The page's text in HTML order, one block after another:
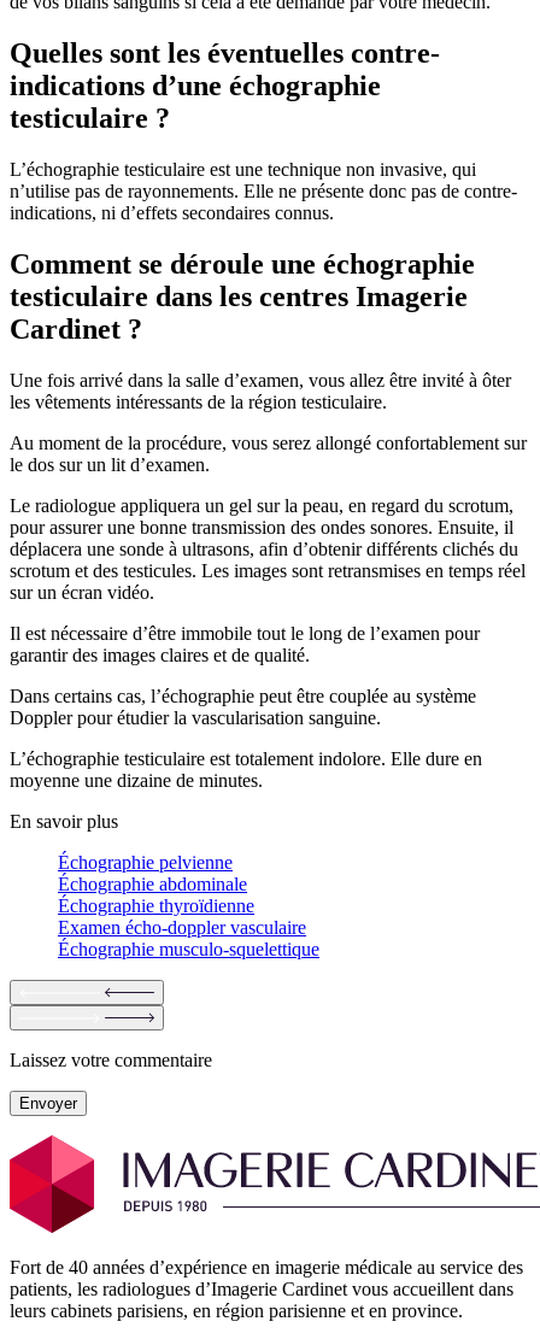
Quelles sont les éventuelles contre-
indications d’une échographie
testiculaire ?
L’échographie testiculaire est une technique non invasive, qui
n’utilise pas de rayonnements. Elle ne présente donc pas de contre-
indications, ni d’effets secondaires connus.
Comment se déroule une échographie
testiculaire dans les centres Imagerie
Cardinet ?
Une fois arrivé dans la salle d’examen, vous allez être invité à ôter
les vêtements intéressants de la région testiculaire.
Au moment de la procédure, vous serez allongé confortablement sur
le dos sur un lit d’examen.
Le radiologue appliquera un gel sur la peau, en regard du scrotum,
pour assurer une bonne transmission des ondes sonores. Ensuite, il
déplacera une sonde à ultrasons, afin d’obtenir différents clichés du
scrotum et des testicules. Les images sont retransmises en temps réel
sur un écran vidéo.
Il est nécessaire d’être immobile tout le long de l’examen pour
garantir des images claires et de qualité.
Dans certains cas, l’échographie peut être couplée au système
Doppler pour étudier la vascularisation sanguine.
L’échographie testiculaire est totalement indolore. Elle dure en
moyenne une dizaine de minutes.
En savoir plus
Échographie pelvienne
Échographie abdominale
Échographie thyroïdienne
Examen écho-doppler vasculaire
Échographie musculo-squelettique
Laissez votre commentaire
Envoyer
Fort de 40 années d’expérience en imagerie médicale au service des
patients, les radiologues d’Imagerie Cardinet vous accueillent dans
leurs cabinets parisiens, en région parisienne et en province.